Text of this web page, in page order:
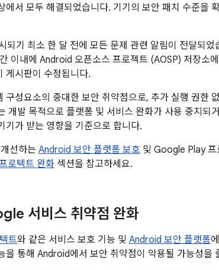
서 모두 해결되었습니다. 기기의 보안 패치 수준을
되기 최소 한 달 전에 모든 문제 관련 알림이 전달되
이내에 Android 오픈소스 프로젝트 (AOSP) 저장소
게시판이 수정됩니다.
구성요소의 중대한 보안 취약점으로, 추가 실행 권한
개발 목적으로 플랫폼 및 서비스 완화가 사용 중지되
기가 받는 영향을 기준으로 합니다.
선하는 Android 보안 플랫폼 보호 및 Google Play 프
로텍트 완화 섹션을 참고하세요.
서비스 취약점 완화
트와 같은 서비스 보호 기능 및 Android 보안 플랫폼
을 통해 Android에서 보안 취약점이 악용될 가능성을